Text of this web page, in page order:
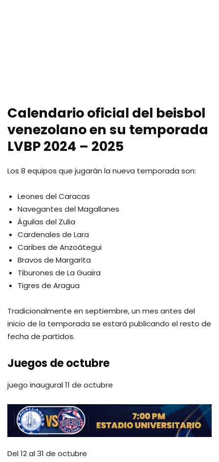
Calendario oficial del beisbol
venezolano en su temporada
LVBP 2024 – 2025
Los 8 equipos que jugarán la nueva temporada son:
Leones del Caracas
Navegantes del Magallanes
Águilas del Zulia
Cardenales de Lara
Caribes de Anzoátegui
Bravos de Margarita
Tiburones de La Guaira
Tigres de Aragua
Tradicionalmente en septiembre, un mes antes del
inicio de la temporada se estará publicando el resto de
fecha de partidos.
Juegos de octubre
juego inaugural 11 de octubre
Del 12 al 31 de octubre